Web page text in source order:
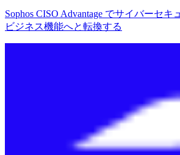
Sophos CISO Advantage でサイバーセ
ビジネス機能へと転換する